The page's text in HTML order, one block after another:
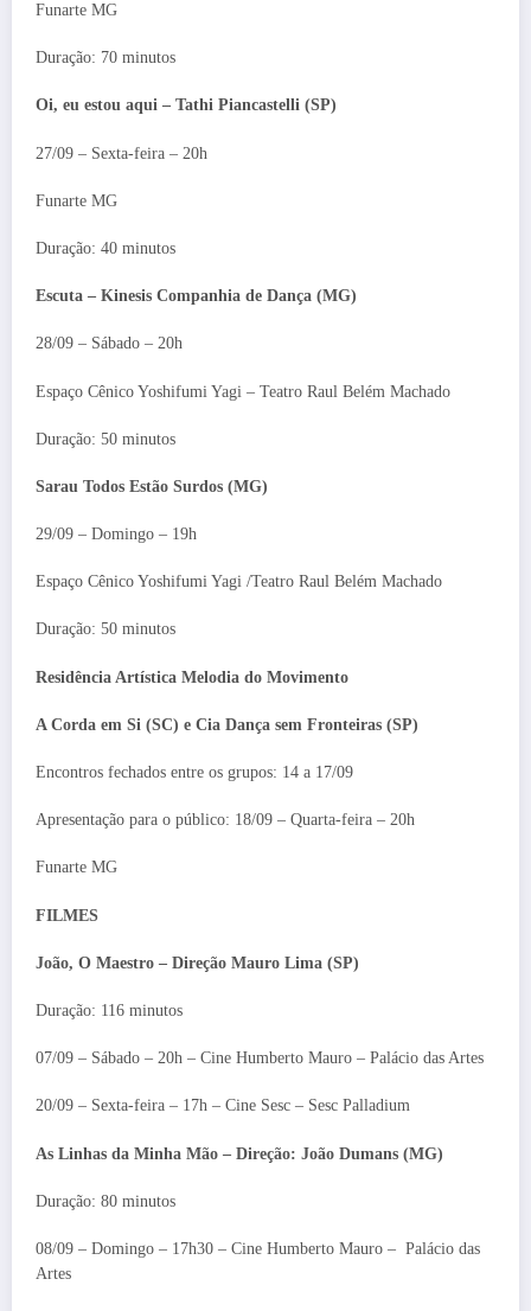
Funarte MG
Duração: 70 minutos
Oi, eu estou aqui – Tathi Piancastelli (SP)
27/09 – Sexta-feira – 20h
Funarte MG
Duração: 40 minutos
Escuta – Kinesis Companhia de Dança (MG)
28/09 – Sábado – 20h
Espaço Cênico Yoshifumi Yagi – Teatro Raul Belém Machado
Duração: 50 minutos
Sarau Todos Estão Surdos (MG)
29/09 – Domingo – 19h
Espaço Cênico Yoshifumi Yagi /Teatro Raul Belém Machado
Duração: 50 minutos
Residência Artística Melodia do Movimento
A Corda em Si (SC) e Cia Dança sem Fronteiras (SP)
Encontros fechados entre os grupos: 14 a 17/09
Apresentação para o público: 18/09 – Quarta-feira – 20h
Funarte MG
FILMES
João, O Maestro – Direção Mauro Lima (SP)
Duração: 116 minutos
07/09 – Sábado – 20h – Cine Humberto Mauro – Palácio das Artes
20/09 – Sexta-feira – 17h – Cine Sesc – Sesc Palladium
As Linhas da Minha Mão – Direção: João Dumans (MG)
Duração: 80 minutos
08/09 – Domingo – 17h30 – Cine Humberto Mauro – Palácio das
Artes